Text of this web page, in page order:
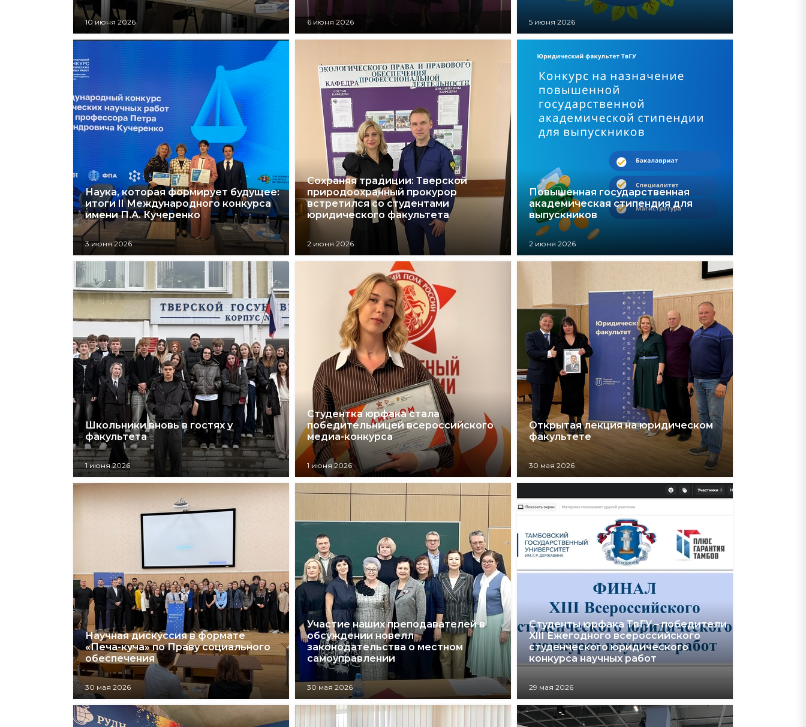
10 июня 2026 6 июня 2026 5 июня 2026
Наука, которая формирует будущее:
итоги II Международного конкурса
имени П.А. Кучеренко
3 июня 2026
Сохраняя традиции: Тверской
природоохранный прокурор
встретился со студентами
юридического факультета
2 июня 2026
Повышенная государственная
академическая стипендия для
выпускников
2 июня 2026
Школьники вновь в гостях у
факультета
1 июня 2026
Студентка юрфака стала
победительницей всероссийского
медиа-конкурса
1 июня 2026
Открытая лекция на юридическом
факультете
30 мая 2026
Научная дискуссия в формате
«Печа-куча» по Праву социального
обеспечения
30 мая 2026
Участие наших преподавателей в
обсуждении новелл
законодательства о местном
самоуправлении
30 мая 2026
Студенты юрфака ТвГУ – победители
XIII Ежегодного всероссийского
студенческого юридического
конкурса научных работ
29 мая 2026